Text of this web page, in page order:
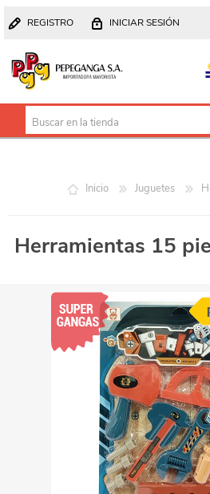
REGISTRO INICIAR SESIÓN
Inicio Juguetes
Herramientas 15